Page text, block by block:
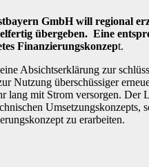
GmbH will regional
übergeben. Eine
Finanzierungskonzept.
Absichtserklärung zur
Nutzung überschüssiger
lang mit Strom versorgen. Der
Umsetzungskonzepts,
zu erarbeiten.